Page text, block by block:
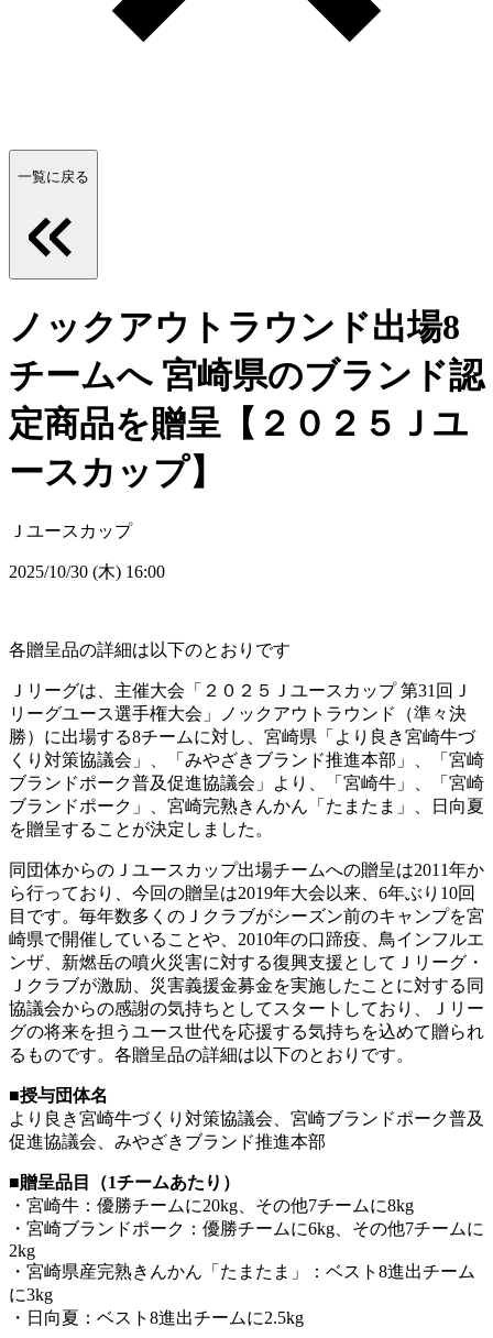
一覧に戻る
ノックアウトラウンド出場8
チームへ 宮崎県のブランド認
定商品を贈呈【２０２５Ｊユ
ースカップ】
Ｊユースカップ
2025/10/30 (木) 16:00
各贈呈品の詳細は以下のとおりです
Ｊリーグは、主催大会「２０２５Ｊユースカップ 第31回Ｊ
リーグユース選手権大会」ノックアウトラウンド（準々決
勝）に出場する8チームに対し、宮崎県「より良き宮崎牛づ
くり対策協議会」、「みやざきブランド推進本部」、「宮崎
ブランドポーク普及促進協議会」より、「宮崎牛」、「宮崎
ブランドポーク」、宮崎完熟きんかん「たまたま」、日向夏
を贈呈することが決定しました。
同団体からのＪユースカップ出場チームへの贈呈は2011年か
ら行っており、今回の贈呈は2019年大会以来、6年ぶり10回
目です。毎年数多くのＪクラブがシーズン前のキャンプを宮
崎県で開催していることや、2010年の口蹄疫、鳥インフルエ
ンザ、新燃岳の噴火災害に対する復興支援としてＪリーグ・
Ｊクラブが激励、災害義援金募金を実施したことに対する同
協議会からの感謝の気持ちとしてスタートしており、Ｊリー
グの将来を担うユース世代を応援する気持ちを込めて贈られ
るものです。各贈呈品の詳細は以下のとおりです。
■授与団体名
より良き宮崎牛づくり対策協議会、宮崎ブランドポーク普及
促進協議会、みやざきブランド推進本部
■贈呈品目（1チームあたり）
・宮崎牛：優勝チームに20kg、その他7チームに8kg
・宮崎ブランドポーク：優勝チームに6kg、その他7チームに
2kg
・宮崎県産完熟きんかん「たまたま」：ベスト8進出チーム
に3kg
・日向夏：ベスト8進出チームに2.5kg